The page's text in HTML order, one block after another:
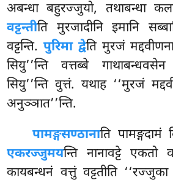
अबन्धा बहुरज्जुयो, तथाबन्धा
वट्टन्तीति मुरजादीनि इमानि
वट्टन्ति. पुरिमा द्वेति मुरजं
सियु’’न्ति वत्तब्बे
सियु’’न्ति वुत्तं. यथाह ‘‘मुरजं
अनुञ्ञात’’न्ति.
पामङ्गसण्ठानाति पामङ्गदामं
एकरज्जुमयन्ति नानावट्टे एकतो
कायबन्धनं वत्तुं वट्टतीति ‘‘रज्जुका